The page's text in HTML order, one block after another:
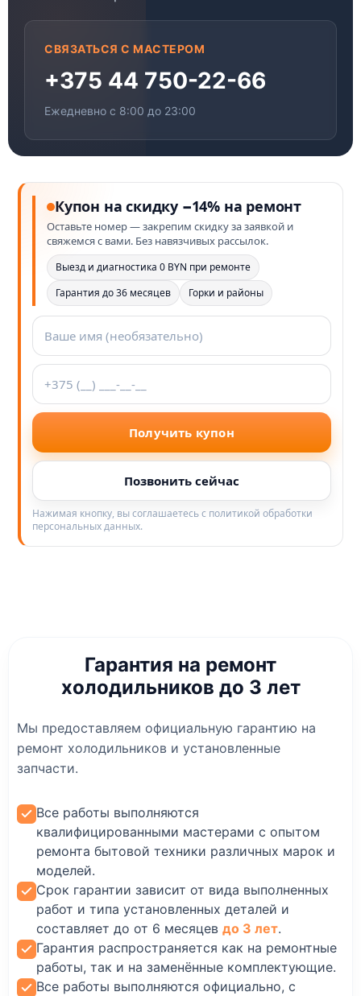
СВЯЗАТЬСЯ С МАСТЕРОМ
+375 44 750-22-66
Ежедневно с 8:00 до 23:00
Купон на скидку −14% на ремонт
Оставьте номер — закрепим скидку за заявкой и
свяжемся с вами. Без навязчивых рассылок.
Выезд и диагностика 0 BYN при ремонте
Гарантия до 36 месяцев
Горки и районы
Получить купон
Позвонить сейчас
Нажимая кнопку, вы соглашаетесь с политикой обработки
персональных данных.
Гарантия на ремонт
холодильников до 3 лет
Мы предоставляем официальную гарантию на
ремонт холодильников и установленные
запчасти.
Все работы выполняются
квалифицированными мастерами с опытом
ремонта бытовой техники различных марок и
моделей.
Срок гарантии зависит от вида выполненных
работ и типа установленных деталей и
составляет до от 6 месяцев до 3 лет.
Гарантия распространяется как на ремонтные
работы, так и на заменённые комплектующие.
Все работы выполняются официально, с